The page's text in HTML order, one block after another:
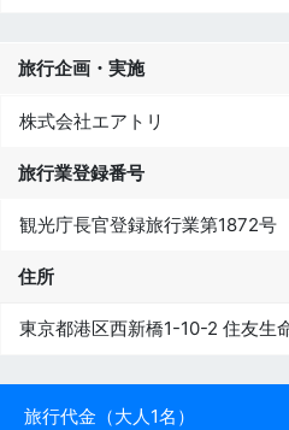
旅行企画・実施
株式会社エアトリ
旅行業登録番号
観光庁長官登録旅行業第1872号
住所
東京都港区西新橋1-10-2 住友生
旅行代金（大人1名）